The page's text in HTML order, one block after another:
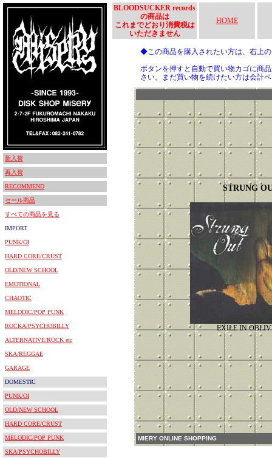
新入荷
再入荷
RECOMMEND
セール商品
すべての商品を見る
IMPORT
PUNK/OI
HARD CORE/CRUST
OLD/NEW SCHOOL
EMOTIONAL
CHAOTIC
MELODIC/POP PUNK
ROCKA/PSYCHOBILLY
ALTERNATIVE/ROCK etc
SKA/REGGAE
GARAGE
DOMESTIC
PUNK/OI
OLD/NEW SCHOOL
HARD CORE/CRUST
MELODIC/POP PUNK
SKA/PSYCHOBILLY
BLOODSUCKER records
の商品は
これまでどおり消費税は
いただきません
HOME
◆この商品を購入されたい方は、右上
ボタンを押すと自動で買い物カゴに商
さい。まだ買い物を続けたい方は会計
STRUNG
EXILE IN
MIERY ONLINE SHOPPING